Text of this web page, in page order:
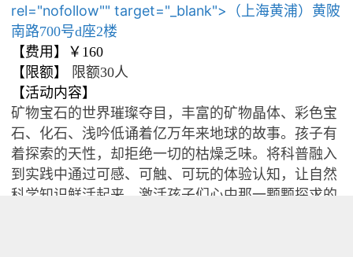
rel="nofollow"" target="_blank">
（上海黄浦）黄陂
南路700号d座2楼
【费用】
￥160
【限额】
限额30人
【活动内容】
矿物宝石的世界璀璨夺目，丰富的矿物晶体、彩色宝
石、化石、浅吟低诵着亿万年来地球的故事。孩子有
着探索的天性，却拒绝一切的枯燥乏味。将科普融入
到实践中通过可感、可触、可玩的体验认知，让自然
科学知识鲜活起来，激活孩子们心中那一颗颗探求的